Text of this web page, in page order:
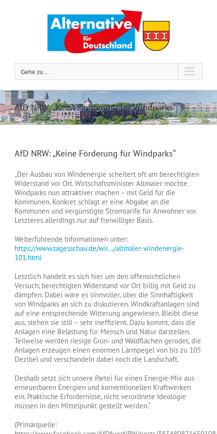
Gehe zu ...
AfD NRW: „Keine Förderung für Windparks“
AfD NRW: „Keine Förderung für Windparks“
„Der Ausbau von Windenergie scheitert oft am berechtigten
Widerstand vor Ort. Wirtschaftsminister Altmaier möchte
Windparks nun attraktiver machen – mit Geld für die
Kommunen. Konkret schlägt er eine Abgabe an die
Kommunen und vergünstigte Stromtarife für Anwohner vor.
Letzteres allerdings nur auf freiwilliger Basis.
Weiterführende Informationen unter:
https://www.tagesschau.de/wir…/altmaier-windenergie-
101.html
Letztlich handelt es sich hier um den offensichtlichen
Versuch, berechtigten Widerstand vor Ort billig mit Geld zu
dämpfen. Dabei wäre es sinnvoller, über die Sinnhaftigkeit
von Windparks an sich zu diskutieren. Windkraftanlagen sind
auf eine entsprechende Witterung angewiesen. Bleibt diese
aus, stehen sie still – sehr ineffizient. Dazu kommt, dass die
Anlagen eine Belastung für Mensch und Natur darstellen.
Teilweise werden riesige Grün- und Waldflächen gerodet, die
Anlagen erzeugen einen enormen Lärmpegel von bis zu 105
Dezibel und verschandeln dabei noch die Landschaft.
Deshalb setzt sich unsere Partei für einen Energie-Mix aus
erneuerbaren Energien und konventionellen Kraftwerken
ein. Praktische Erfordernisse, nicht verordnete Ideologie
müssen in den Mittelpunkt gestellt werden.“
(Primärquelle: